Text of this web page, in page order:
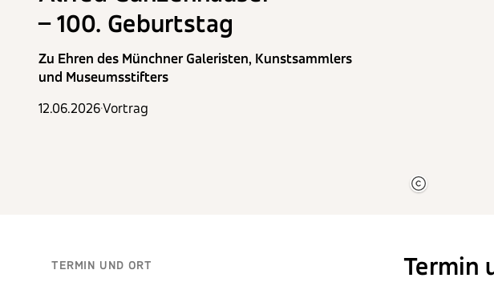
– 100. Geburtstag
Zu Ehren des Münchner Galeristen, Kunstsammlers
und Museumsstifters
12.06.2026·Vortrag
TERMIN UND ORT Termin